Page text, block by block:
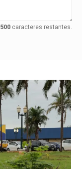
500caracteres restantes.